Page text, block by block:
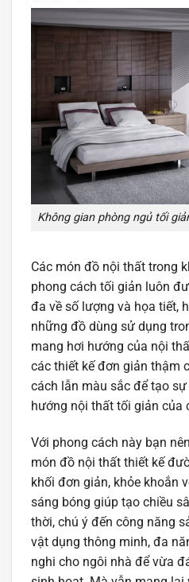
Không gian phòng ngủ tối
Các món đồ nội thất trong
phong cách tối giản luôn
đa về số lượng và họa tiết,
những đồ dùng sử dụng
mang hơi hướng của nội
các thiết kế đơn giản thậm
cách lẫn màu sắc để tạo
hướng nội thất tối giản của
Với phong cách này bạn
món đồ nội thất thiết kế
khối đơn giản, khỏe khoắn
sáng bóng giúp tạo chiều
thời, chú ý đến công năng
vật dụng thông minh, đa
nghi cho ngôi nhà để vừa